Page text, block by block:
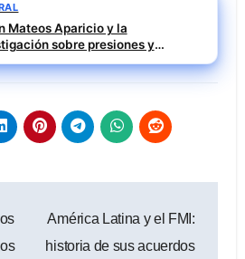
Mateos Aparicio y la
sobre presiones y
privilegiados en el rescate
Reunidos
América Latina y el FMI:
historia de sus acuerdos